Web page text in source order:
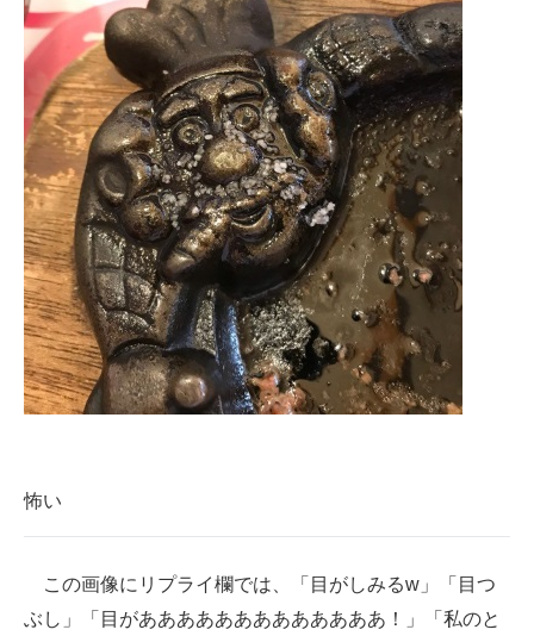
怖い
この画像にリプライ欄では、「目がしみるw」「目つ
ぶし」「目があああああああああああああ！」「私のと